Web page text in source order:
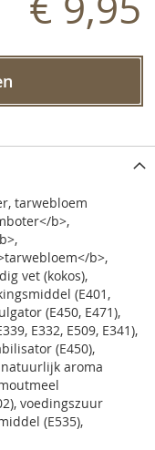
tarwebloem
b>,
b>,
vet (kokos),
(E401,
(E450, E471),
E332, E509, E341),
(E450),
aroma
voedingszuur
(E535),